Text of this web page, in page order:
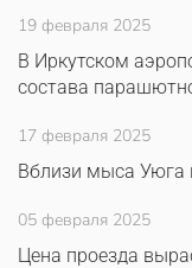
19 февраля 2025
В Иркутском
состава
17 февраля 2025
Вблизи мыса Уюга
05 февраля 2025
Цена проезда